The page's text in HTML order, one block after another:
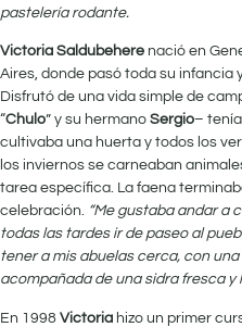
pastelería rodante.
Victoria Saldubehere nació en
Aires, donde pasó toda su infancia
Disfrutó de una vida simple de
“Chulo” y su hermano Sergio–
cultivaba una huerta y todos los
los inviernos se carneaban
tarea específica. La faena
celebración. “Me gustaba andar a
todas las tardes ir de paseo al
tener a mis abuelas cerca, con
acompañada de una sidra fresca y
En 1998 Victoria hizo un primer